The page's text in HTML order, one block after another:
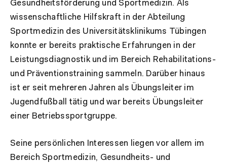
Gesundheitsförderung und Sportmedizin. Als
wissenschaftliche Hilfskraft in der Abteilung
Sportmedizin des Universitätsklinikums Tübingen
konnte er bereits praktische Erfahrungen in der
Leistungsdiagnostik und im Bereich Rehabilitations-
und Präventionstraining sammeln. Darüber hinaus
ist er seit mehreren Jahren als Übungsleiter im
Jugendfußball tätig und war bereits Übungsleiter
einer Betriebssportgruppe.
Seine persönlichen Interessen liegen vor allem im
Bereich Sportmedizin, Gesundheits- und